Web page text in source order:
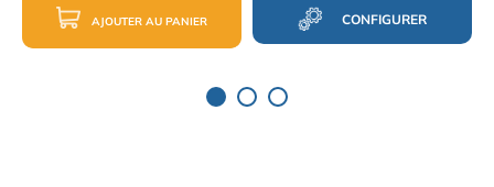
AJOUTER AU PANIER CONFIGURER